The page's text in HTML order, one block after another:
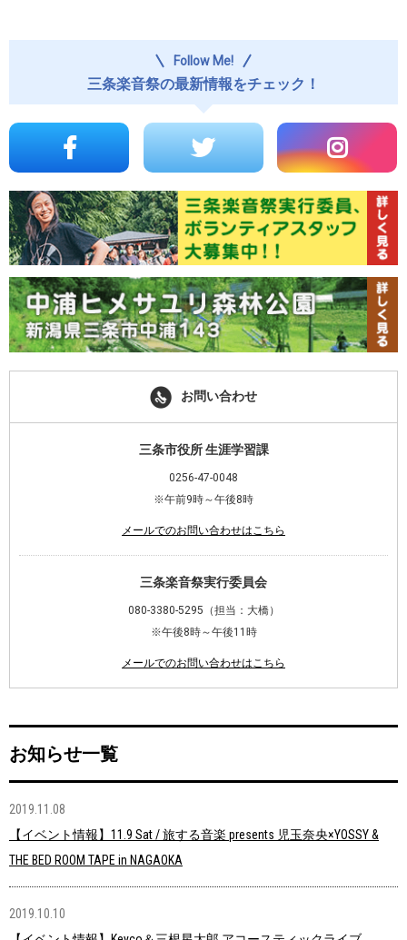
Twitter
い
ィ
で
き
ま
す)
に
は
ク
リ
ッ
ク
し
く
だ
さ
(新
い
ウ
ィ
ン
ド
ウ
で
開
き
ま
す)
Follow Me!
三条楽音祭の最新情報をチェック！
お問い合わせ
三条市役所 生涯学習課
0256-47-0048
※午前9時～午後8時
メールでのお問い合わせはこちら
三条楽音祭実行委員会
080-3380-5295（担当：大橋）
※午後8時～午後11時
メールでのお問い合わせはこちら
お知らせ一覧
2019.11.08
【イベント情報】11.9 Sat / 旅する音楽 presents 児玉奈央×YOSSY &
THE BED ROOM TAPE in NAGAOKA
2019.10.10